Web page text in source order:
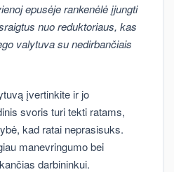
epusėje rankenėlė įjungti
nuo reduktoriaus, kas
valytuva su nedirbančiais
įvertinkite ir jo
svoris turi tekti ratams,
kad ratai neprasisuks.
manevringumo bei
darbininkui.